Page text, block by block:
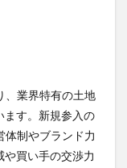
、業界特有の土地
ます。新規参入の
体制やブランド力
買い手の交渉力